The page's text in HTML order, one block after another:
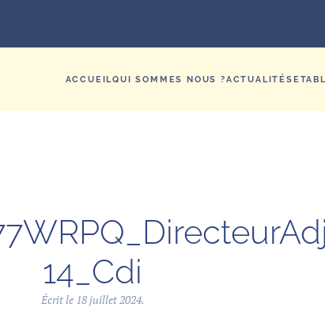
ACCUEILQUI SOMMES NOUS ?ACTUALITÉS
14_Cdi
Écrit le 18 juillet 2024.